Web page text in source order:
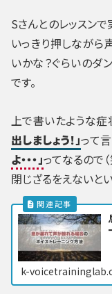
Sさんとのレッスン
いっきり押しながら
いかな？ぐらいの
です。
上で書いたような
出しましょう！」って
よ・・・」ってなるので
閉じざるをえないと
k-